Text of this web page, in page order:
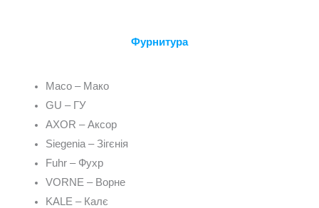
Фурнитура
Maco – Мако
GU – ГУ
AXOR – Аксор
Siegenia – Зігєнія
Fuhr – Фухр
VORNE – Ворне
KALE – Калє